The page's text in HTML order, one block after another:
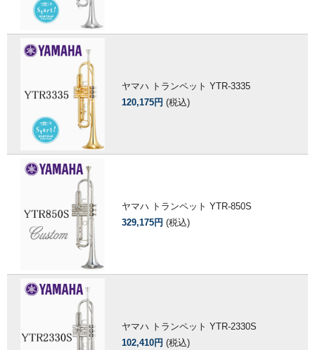
ヤマハ トランペット YTR-3335
120,175円 (税込)
ヤマハ トランペット YTR-850S
329,175円 (税込)
ヤマハ トランペット YTR-2330S
102,410円 (税込)